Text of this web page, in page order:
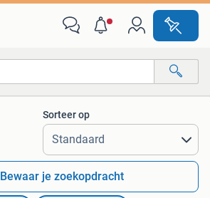
Alle afstanden…
Sorteer op
Bewaar je zoekopdracht